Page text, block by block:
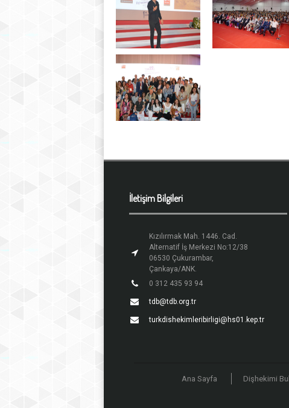
İletişim Bilgileri
Kızılırmak Mah. 1446. Cad.
Alternatif İş Merkezi No:12/38
06530 Çukurambar,
Çankaya/ANK.
0 312 435 93 94
tdb@tdb.org.tr
turkdishekimleribirligi@hs01.kep.tr
Ana Sayfa Dişhekimi Bul